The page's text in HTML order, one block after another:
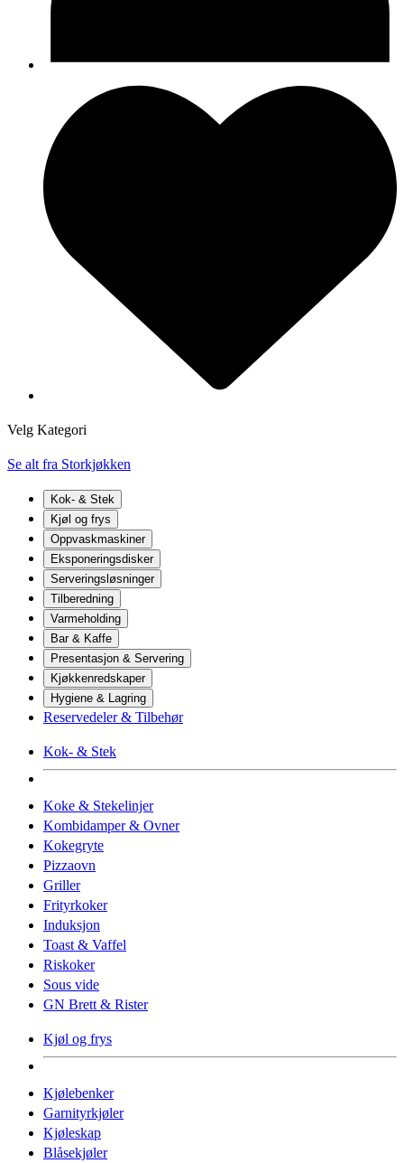
Velg Kategori
Se alt fra Storkjøkken
Kok- & Stek
Kjøl og frys
Oppvaskmaskiner
Eksponeringsdisker
Serveringsløsninger
Tilberedning
Varmeholding
Bar & Kaffe
Presentasjon & Servering
Kjøkkenredskaper
Hygiene & Lagring
Reservedeler & Tilbehør
Kok- & Stek
Koke & Stekelinjer
Kombidamper & Ovner
Kokegryte
Pizzaovn
Griller
Frityrkoker
Induksjon
Toast & Vaffel
Riskoker
Sous vide
GN Brett & Rister
Kjøl og frys
Kjølebenker
Garnityrkjøler
Kjøleskap
Blåsekjøler